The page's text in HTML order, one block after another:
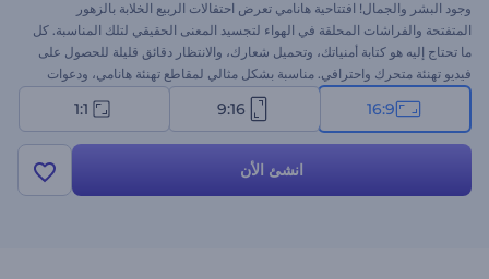
وجود البشر والجمال! افتتاحية هانامي تعرض احتفالات الربيع الخلابة بالزهور
المتفتحة والفراشات المحلقة في الهواء لتجسيد المعنى الحقيقي لتلك المناسبة. كل
ما تحتاج إليه هو كتابة أمنياتك، وتحميل شعارك، والانتظار دقائق قليلة للحصول على
فيديو تهنئة متحرك واحترافي. مناسبة بشكل مثالي لمقاطع تهنئة هانامي، ودعوات
الحفلات، وافتتاحيات العروض التقديمية، وغيرها الكثير. جرب الآن!
16:9
9:16
1:1
انشئ الأن